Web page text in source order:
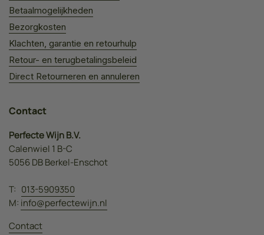
Betaalmogelijkheden
Bezorgkosten
Klachten, garantie en retourhulp
Retour- en terugbetalingsbeleid
Direct Retourneren en annuleren
Contact
Perfecte Wijn B.V.
Calenwiel 1 B-C
5056 DB Berkel-Enschot
T: 013-5909350
M: info@perfectewijn.nl
Contact